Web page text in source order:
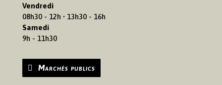
Vendredi
08h30 - 12h • 13h30 - 16h
Samedi
9h - 11h30
Marchés publics